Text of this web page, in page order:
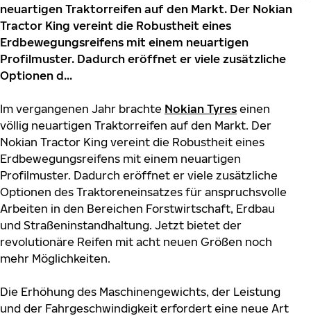
neuartigen Traktorreifen auf den Markt. Der Nokian
Tractor King vereint die Robustheit eines
Erdbewegungsreifens mit einem neuartigen
Profilmuster. Dadurch eröffnet er viele zusätzliche
Optionen d...
Im vergangenen Jahr brachte Nokian Tyres einen
völlig neuartigen Traktorreifen auf den Markt. Der
Nokian Tractor King vereint die Robustheit eines
Erdbewegungsreifens mit einem neuartigen
Profilmuster. Dadurch eröffnet er viele zusätzliche
Optionen des Traktoreneinsatzes für anspruchsvolle
Arbeiten in den Bereichen Forstwirtschaft, Erdbau
und Straßeninstandhaltung. Jetzt bietet der
revolutionäre Reifen mit acht neuen Größen noch
mehr Möglichkeiten.
Die Erhöhung des Maschinengewichts, der Leistung
und der Fahrgeschwindigkeit erfordert eine neue Art